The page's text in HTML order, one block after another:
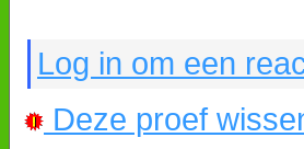
Log in om een
Deze proef